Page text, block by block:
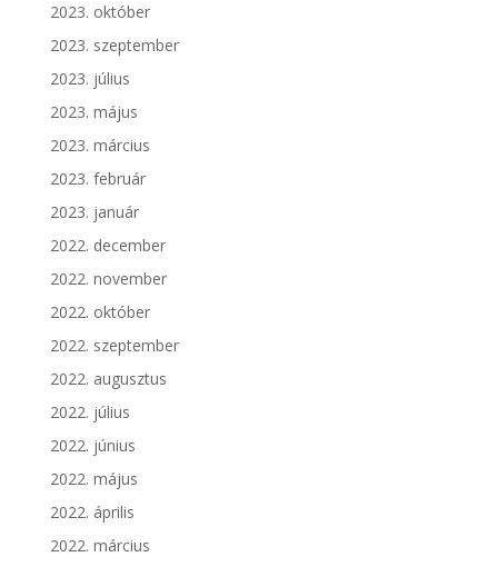
2023. október
2023. szeptember
2023. július
2023. május
2023. március
2023. február
2023. január
2022. december
2022. november
2022. október
2022. szeptember
2022. augusztus
2022. július
2022. június
2022. május
2022. április
2022. március